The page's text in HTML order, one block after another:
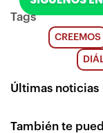
Tags
CREEMOS
Últimas noticias
También te